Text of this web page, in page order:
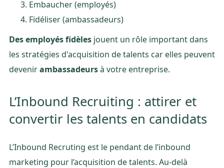
Embaucher (employés)
Fidéliser (ambassadeurs)
Des employés fidèles jouent un rôle important dans
les stratégies d'acquisition de talents car elles peuvent
devenirambassadeursà votre entreprise.
L’Inbound Recruiting : attirer et
convertir les talents en candidats
L’Inbound Recruting est le pendant de l’inbound
marketing pour l’acquisition de talents. Au-delà